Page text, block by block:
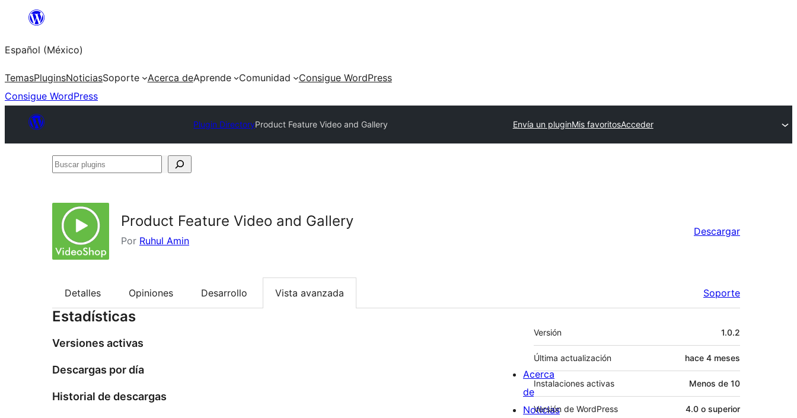
Saltar
contenido
Español (México)
TemasPluginsNoticiasSoporte Acerca deAprende Comunidad
Consigue WordPress
Consigue WordPress
Plugin DirectoryProduct Feature Video and Gallery Envía un pluginMis favoritosAcceder
Buscar
Product Feature Video and Gallery
Por Ruhul Amin
Descargar
Detalles Opiniones Desarrollo Vista avanzada Soporte
Estadísticas
Versiones activas
Descargas por día
Historial de descargas
Meta
Versión 1.0.2
Última actualización hace 4 meses
Instalaciones activas Menos de 10
Versión de WordPress 4.0 o superior
Acerca
de
Noticias